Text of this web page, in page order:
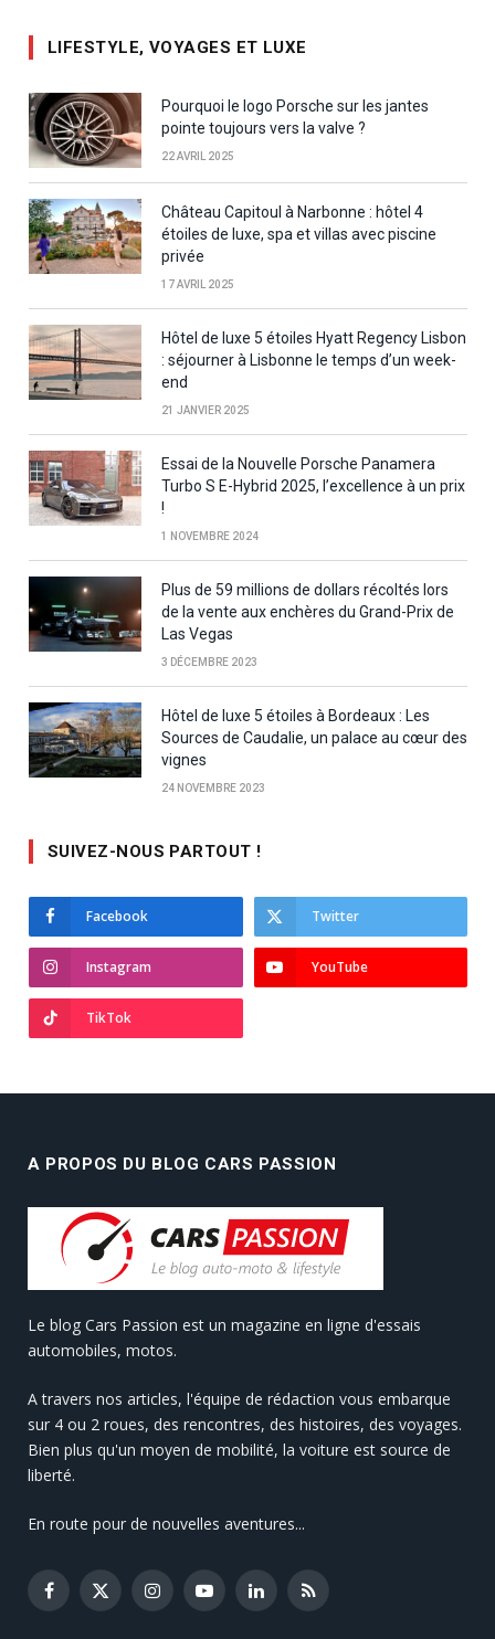
LIFESTYLE, VOYAGES ET LUXE
Pourquoi le logo Porsche sur les jantes
pointe toujours vers la valve ?
22 AVRIL 2025
Château Capitoul à Narbonne : hôtel 4
étoiles de luxe, spa et villas avec piscine
privée
17 AVRIL 2025
Hôtel de luxe 5 étoiles Hyatt Regency Lisbon
: séjourner à Lisbonne le temps d’un week-
end
21 JANVIER 2025
Essai de la Nouvelle Porsche Panamera
Turbo S E-Hybrid 2025, l’excellence à un prix
!
1 NOVEMBRE 2024
Plus de 59 millions de dollars récoltés lors
de la vente aux enchères du Grand-Prix de
Las Vegas
3 DÉCEMBRE 2023
Hôtel de luxe 5 étoiles à Bordeaux : Les
Sources de Caudalie, un palace au cœur des
vignes
24 NOVEMBRE 2023
SUIVEZ-NOUS PARTOUT !
Facebook Twitter
Instagram YouTube
TikTok
A PROPOS DU BLOG CARS PASSION
Le blog Cars Passion est un magazine en ligne d'essais
automobiles, motos.
A travers nos articles, l'équipe de rédaction vous embarque
sur 4 ou 2 roues, des rencontres, des histoires, des voyages.
Bien plus qu'un moyen de mobilité, la voiture est source de
liberté.
En route pour de nouvelles aventures...
Facebook
X
InstagramYouTubeLinkedInRSS